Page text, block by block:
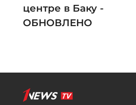
центре в Баку -
ОБНОВЛЕНО